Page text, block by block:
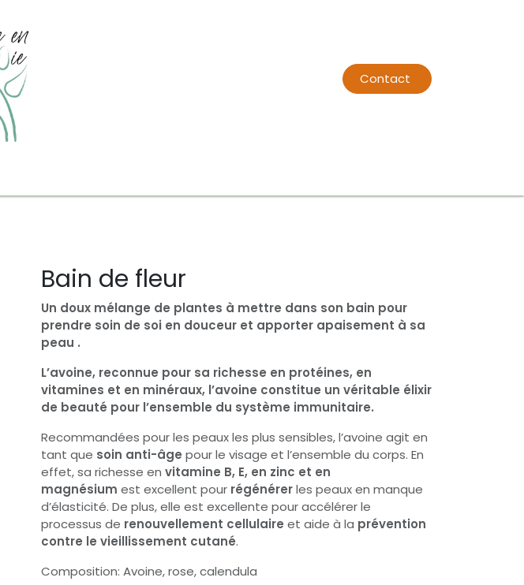
Contact
Bain de fleur
Un doux mélange de plantes à mettre dans son bain pour
prendre soin de soi en douceur et apporter apaisement à sa
peau .
L’avoine, reconnue pour sa richesse en protéines, en
vitamines et en minéraux, l’avoine constitue un véritable élixir
de beauté pour l’ensemble du système immunitaire.
Recommandées pour les peaux les plus sensibles, l’avoine agit en
tant que soin anti-âge pour le visage et l’ensemble du corps. En
effet, sa richesse en vitamine B, E, en zinc et en
magnésium est excellent pour régénérerles peaux en manque
d’élasticité. De plus, elle est excellente pour accélérer le
processus de renouvellement cellulaire et aide à la prévention
contre le vieillissement cutané.
Composition: Avoine, rose, calendula